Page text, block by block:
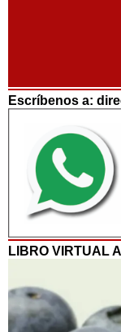
Escríbenos a:
LIBRO VIRTUAL